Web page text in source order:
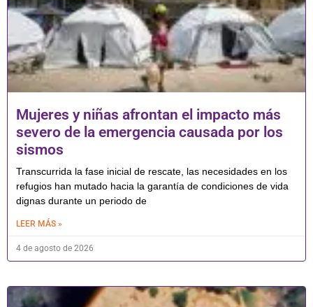
Mujeres y niñas afrontan el impacto más
severo de la emergencia causada por los
sismos
Transcurrida la fase inicial de rescate, las necesidades en los
refugios han mutado hacia la garantía de condiciones de vida
dignas durante un periodo de
LEER MÁS »
4 de agosto de 2026